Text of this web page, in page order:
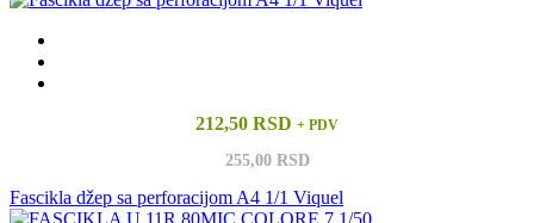
212,50 RSD + PDV
255,00 RSD
Fascikla džep sa perforacijom A4 1/1 Viquel